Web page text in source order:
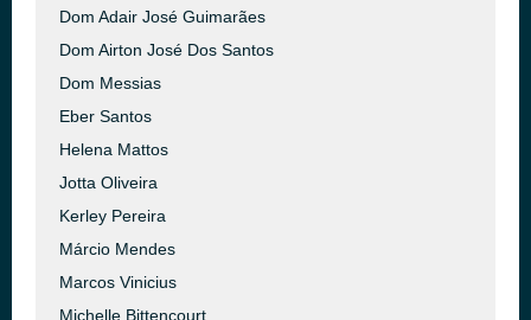
Dom Adair José Guimarães
Dom Airton José Dos Santos
Dom Messias
Eber Santos
Helena Mattos
Jotta Oliveira
Kerley Pereira
Márcio Mendes
Marcos Vinicius
Michelle Bittencourt